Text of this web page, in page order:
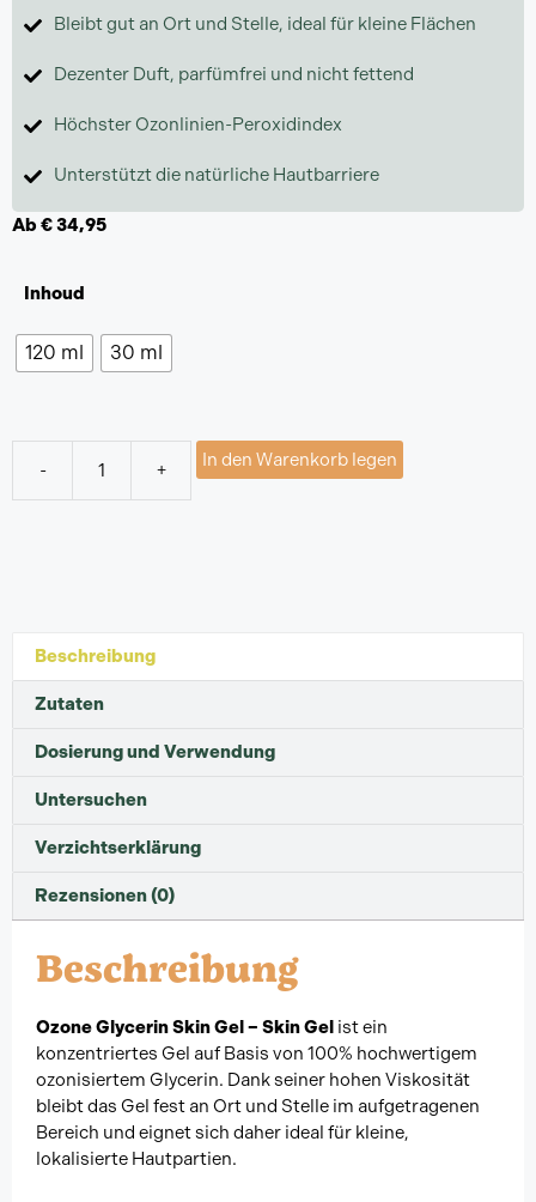
Bleibt gut an Ort und Stelle, ideal für kleine Flächen
Dezenter Duft, parfümfrei und nicht fettend
Höchster Ozonlinien-Peroxidindex
Unterstützt die natürliche Hautbarriere
Ab €34,95
Inhoud
120 ml 30 ml
- + In den Warenkorb legen
Beschreibung
Zutaten
Dosierung und Verwendung
Untersuchen
Verzichtserklärung
Rezensionen (0)
Beschreibung
Ozone Glycerin Skin Gel – Skin Gel ist ein
konzentriertes Gel auf Basis von 100% hochwertigem
ozonisiertem Glycerin. Dank seiner hohen Viskosität
bleibt das Gel fest an Ort und Stelle im aufgetragenen
Bereich und eignet sich daher ideal für kleine,
lokalisierte Hautpartien.